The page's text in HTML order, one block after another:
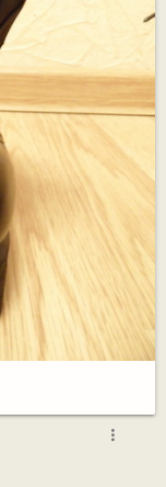
more_vert